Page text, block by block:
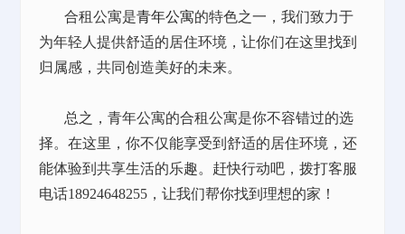
合租公寓是青年公寓的特色之一，我们致力于
为年轻人提供舒适的居住环境，让你们在这里找到
归属感，共同创造美好的未来。
总之，青年公寓的合租公寓是你不容错过的选
择。在这里，你不仅能享受到舒适的居住环境，还
能体验到共享生活的乐趣。赶快行动吧，拨打客服
电话18924648255，让我们帮你找到理想的家！